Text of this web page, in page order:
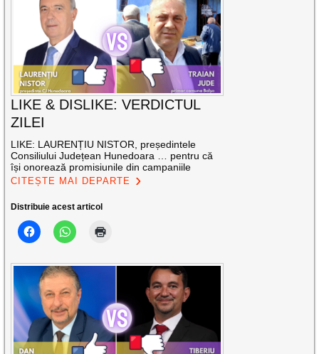
LIKE & DISLIKE: VERDICTUL
ZILEI
LIKE: LAURENȚIU NISTOR, președintele
Consiliului Județean Hunedoara … pentru că
își onorează promisiunile din campaniile
CITEȘTE MAI DEPARTE
Distribuie acest articol